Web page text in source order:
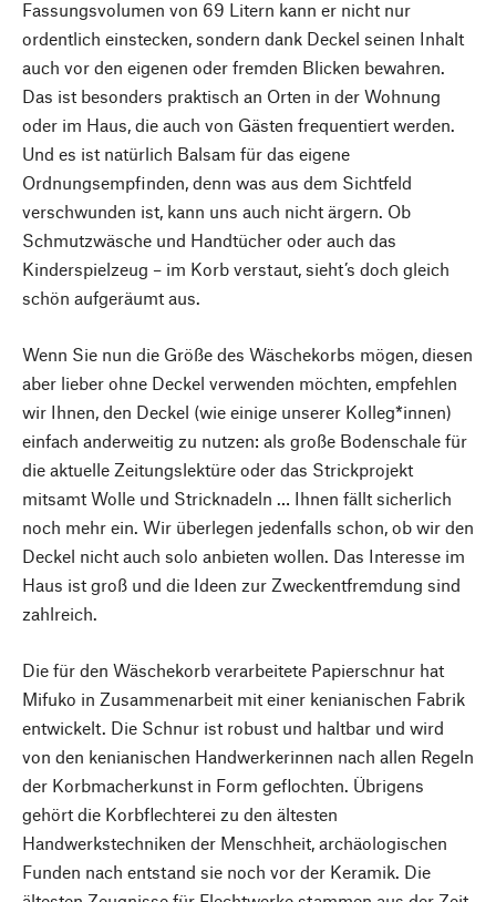
Fassungsvolumen von 69 Litern kann er nicht nur
ordentlich einstecken, sondern dank Deckel seinen Inhalt
auch vor den eigenen oder fremden Blicken bewahren.
Das ist besonders praktisch an Orten in der Wohnung
oder im Haus, die auch von Gästen frequentiert werden.
Und es ist natürlich Balsam für das eigene
Ordnungsempfinden, denn was aus dem Sichtfeld
verschwunden ist, kann uns auch nicht ärgern. Ob
Schmutzwäsche und Handtücher oder auch das
Kinderspielzeug – im Korb verstaut, sieht’s doch gleich
schön aufgeräumt aus.
Wenn Sie nun die Größe des Wäschekorbs mögen, diesen
aber lieber ohne Deckel verwenden möchten, empfehlen
wir Ihnen, den Deckel (wie einige unserer Kolleg*innen)
einfach anderweitig zu nutzen: als große Bodenschale für
die aktuelle Zeitungslektüre oder das Strickprojekt
mitsamt Wolle und Stricknadeln … Ihnen fällt sicherlich
noch mehr ein. Wir überlegen jedenfalls schon, ob wir den
Deckel nicht auch solo anbieten wollen. Das Interesse im
Haus ist groß und die Ideen zur Zweckentfremdung sind
zahlreich.
Die für den Wäschekorb verarbeitete Papierschnur hat
Mifuko in Zusammenarbeit mit einer kenianischen Fabrik
entwickelt. Die Schnur ist robust und haltbar und wird
von den kenianischen Handwerkerinnen nach allen Regeln
der Korbmacherkunst in Form geflochten. Übrigens
gehört die Korbflechterei zu den ältesten
Handwerkstechniken der Menschheit, archäologischen
Funden nach entstand sie noch vor der Keramik. Die